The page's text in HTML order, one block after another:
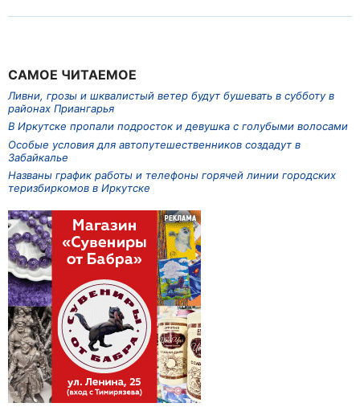
САМОЕ ЧИТАЕМОЕ
Ливни, грозы и шквалистый ветер будут бушевать в субботу в
районах Приангарья
В Иркутске пропали подросток и девушка с голубыми волосами
Особые условия для автопутешественников создадут в
Забайкалье
Названы график работы и телефоны горячей линии городских
теризбиркомов в Иркутске